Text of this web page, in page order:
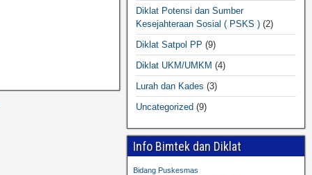
Diklat Potensi dan Sumber
Kesejahteraan Sosial ( PSKS ) (2)
Diklat Satpol PP (9)
Diklat UKM/UMKM (4)
Lurah dan Kades (3)
Uncategorized (9)
Info Bimtek dan Diklat
Bidang Puskesmas